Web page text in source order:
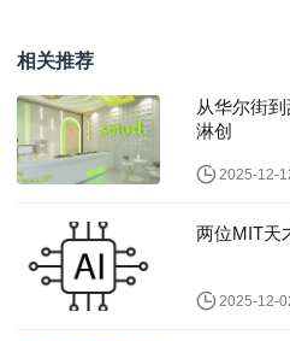
相关推荐
从华尔街
淋创
2025-12-
两位MIT天
2025-12-